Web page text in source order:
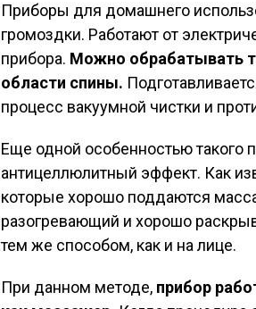
Приборы для домашнего
громоздки. Работают от
прибора. Можно обрабатывать
области спины.
процесс вакуумной чистки и
Еще одной особенностью такого
антицеллюлитный эффект. Как
которые хорошо поддаются
разогревающий и хорошо
тем же способом, как и на лице.
При данном методе, прибор